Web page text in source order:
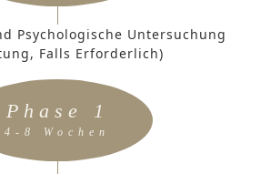
Psychologische Untersuchung
Falls Erforderlich)
Phase 1
4-8 Wochen